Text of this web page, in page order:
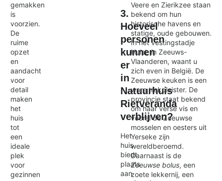
gemakken
is
voorzien.
De
ruime
opzet
en
aandacht
voor
detail
maken
het
huis
tot
een
ideale
plek
voor
gezinnen
3.
Hoeveel
personen
kunnen
er
in
Natuurhuis
Rietveranda
verblijven?
Het
huis
biedt
plaats
aan
Veere en Zierikzee staan
bekend om hun
historische havens en
statige, oude gebouwen.
In het vestingstadje
Hulst, in Zeeuws-
Vlaanderen, waant u
zich even in België. De
Zeeuwse keuken is een
ware trekpleister. De
provincie staat bekend
om haar verse vis en
vooral de Zeeuwse
mosselen en oesters uit
Yerseke zijn
wereldberoemd.
Daarnaast is de
Zeeuwse bolus, een
zoete lekkernij, een